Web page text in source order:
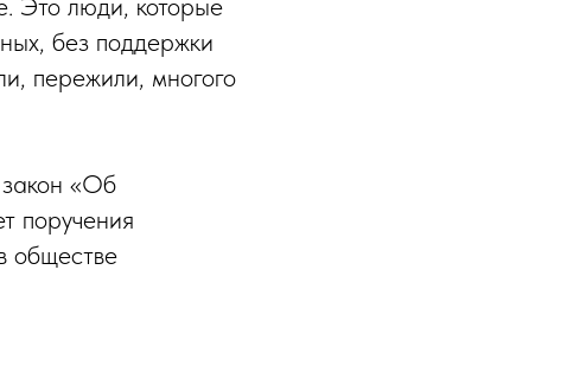
без поддержки
пережили, многого
закон «Об
поручения
обществе